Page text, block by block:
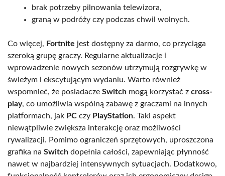
brak potrzeby pilnowania telewizora,
graną w podróży czy podczas chwil wolnych.
Co więcej, Fortnite jest dostępny za darmo, co przyciąga
szeroką grupę graczy. Regularne aktualizacje i
wprowadzenie nowych sezonów utrzymują rozgrywkę w
świeżym i ekscytującym wydaniu. Warto również
wspomnieć, że posiadacze Switch mogą korzystać z cross-
play, co umożliwia wspólną zabawę z graczami na innych
platformach, jak PC czy PlayStation. Taki aspekt
niewątpliwie zwiększa interakcję oraz możliwości
rywalizacji. Pomimo ograniczeń sprzętowych, uproszczona
grafika na Switch dopełnia całości, zapewniając płynność
nawet w najbardziej intensywnych sytuacjach. Dodatkowo,